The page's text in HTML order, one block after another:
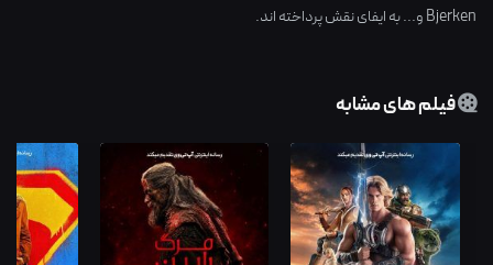
Bjerkenو... به ایفای نقش پرداخته اند.
فیلم های مشابه